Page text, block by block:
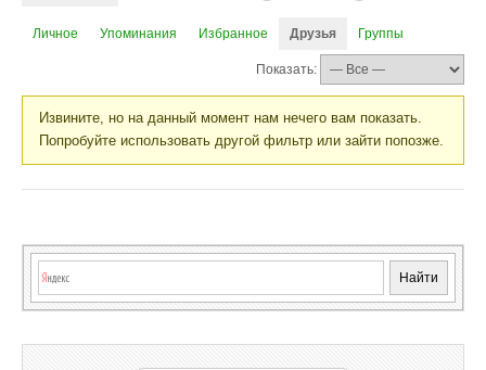
Личное Упоминания Избранное Друзья Группы
Показать:
Извините, но на данный момент нам нечего вам показать.
Попробуйте использовать другой фильтр или зайти попозже.